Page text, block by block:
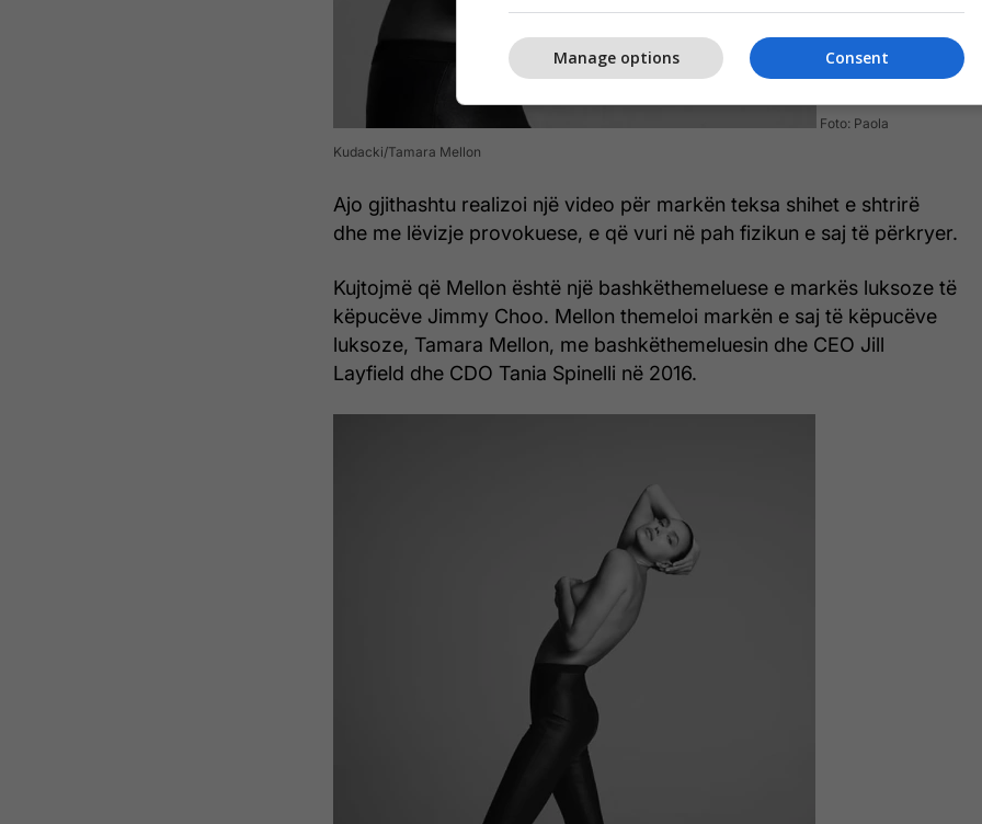
Foto: Paola
Kudacki/Tamara Mellon
Ajo gjithashtu realizoi një video për markën teksa shihet e shtrirë
dhe me lëvizje provokuese, e që vuri në pah fizikun e saj të përkryer.
Kujtojmë që Mellon është një bashkëthemeluese e markës luksoze të
këpucëve Jimmy Choo. Mellon themeloi markën e saj të këpucëve
luksoze, Tamara Mellon, me bashkëthemeluesin dhe CEO Jill
Layfield dhe CDO Tania Spinelli në 2016.
Consent
Manage options